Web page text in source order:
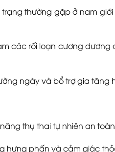
thường gặp ở nam
các rối loạn cương
ngày và bổ trợ gia tăng
thụ thai tự nhiên an
hưng phấn và cảm giác